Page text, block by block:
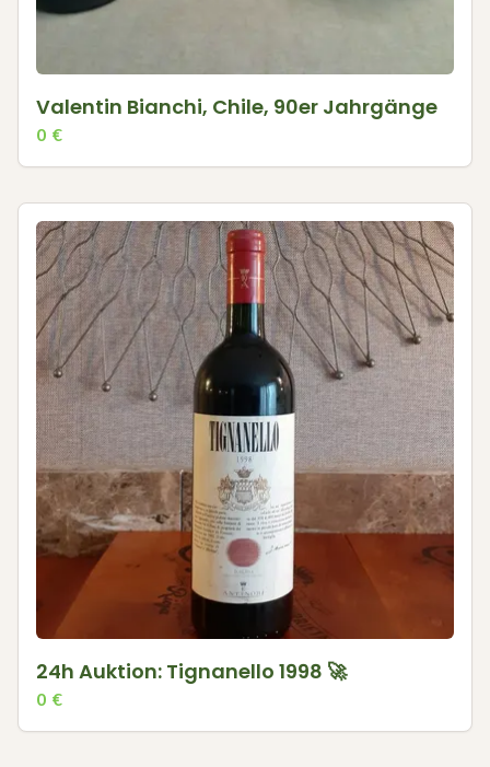
Valentin Bianchi, Chile, 90er Jahrgänge
0 €
24h Auktion: Tignanello 1998 🚀
0 €